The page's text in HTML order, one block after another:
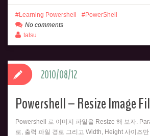
Learning Powershell
PowerShell
No comments
talsu
Powershell – Resize Image
Powershell 로 이미지 파일을 Resize 해 보자.
로, 출력 파일 경로 그리고 Width, Height 사이즈만
2010/08/12